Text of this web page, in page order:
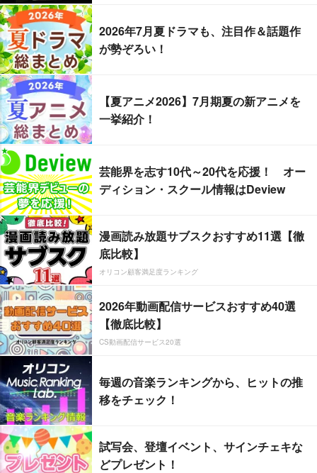
2026年7月夏ドラマも、注目作＆話題作
が勢ぞろい！
【夏アニメ2026】7月期夏の新アニメを
一挙紹介！
芸能界を志す10代～20代を応援！ オー
ディション・スクール情報はDeview
漫画読み放題サブスクおすすめ11選【徹
底比較】
オリコン顧客満足度ランキング
2026年動画配信サービスおすすめ40選
【徹底比較】
CS動画配信サービス20選
毎週の音楽ランキングから、ヒットの推
移をチェック！
試写会、登壇イベント、サインチェキな
どプレゼント！